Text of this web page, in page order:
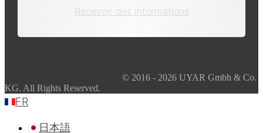
Recevoir des informations
© 2016 - 2026 UYAR Gmbh & Co.
KG. All Rights Reserved.
FR
日本語